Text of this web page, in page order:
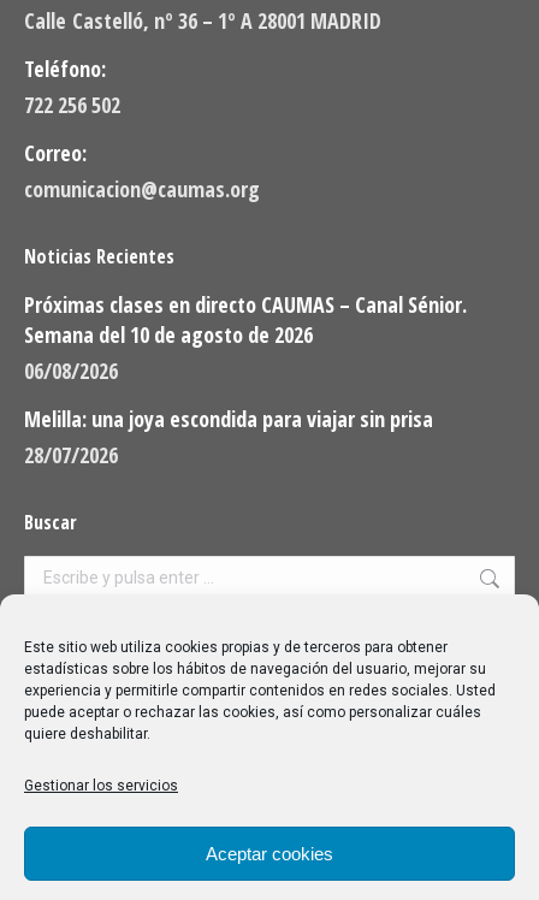
Este sitio web utiliza cookies propias y de terceros para obtener
estadísticas sobre los hábitos de navegación del usuario, mejorar su
experiencia y permitirle compartir contenidos en redes sociales. Usted
puede aceptar o rechazar las cookies, así como personalizar cuáles
quiere deshabilitar.
Gestionar los servicios
Aceptar cookies
Calle Castelló, nº 36 – 1º A 28001 MADRID
Teléfono:
722 256 502
Correo:
comunicacion@caumas.org
Noticias Recientes
Próximas clases en directo CAUMAS – Canal Sénior.
Semana del 10 de agosto de 2026
06/08/2026
Melilla: una joya escondida para viajar sin prisa
28/07/2026
Buscar
Buscar:
Aviso Legal|Política de privacidad|Política de cookies